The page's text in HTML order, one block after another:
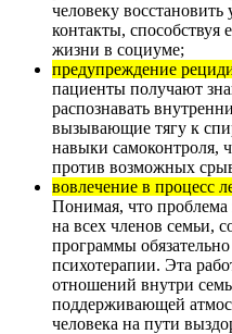
человеку
контакты,
жизни в социуме;
предупреждение
пациенты получают
распознавать
вызывающие тягу к
навыки самоконтроля,
против возможных
вовлечение в процесс
Понимая, что проблема
на всех членов семьи,
программы
психотерапии. Эта
отношений внутри
поддерживающей
человека на пути